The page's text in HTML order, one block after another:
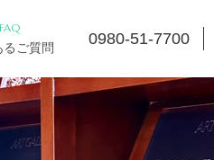
FAQ
るご質問 0980-51-7700